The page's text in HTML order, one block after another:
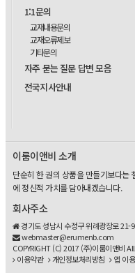
1:1문의
교재내용문의
교재오류제보
기타문의
자주 묻는 질문 답변 모음
전국지사안내
이룸이앤비 소개
단순히 한 권의 상품을 만들기보다는
에 정신적 가치를 담아내겠습니다.
회사주소
경기도 성남시 수정구 위례광장로 21-
webmaster@erumenb.com
COPYRIGHT (C) 2017 (주)이룸이앤비
이용약관
개인정보처리방침 앱 이